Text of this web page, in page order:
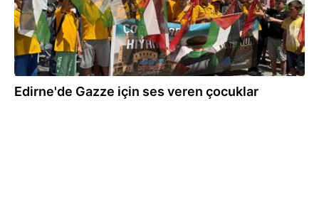
Edirne'de Gazze için ses veren çocuklar